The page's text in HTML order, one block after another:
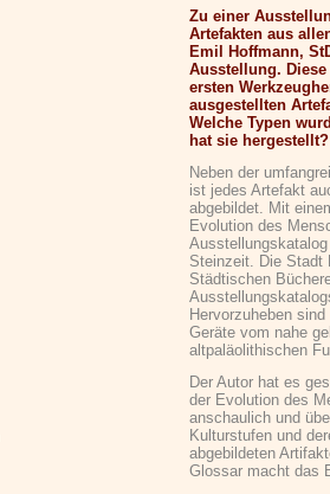
Zu einer
Artefakten aus
Emil Hoffmann,
Ausstellung.
ersten
ausgestellten
Welche Typen
hat sie
Neben der
ist jedes Artefakt
abgebildet. Mit
Evolution des
Steinzeit. Die Stadt
Städtischen
Hervorzuheben
Geräte vom nahe
altpaläolithischen
Der Autor hat es
der Evolution des
anschaulich und
Kulturstufen und
abgebildeten
Glossar macht das